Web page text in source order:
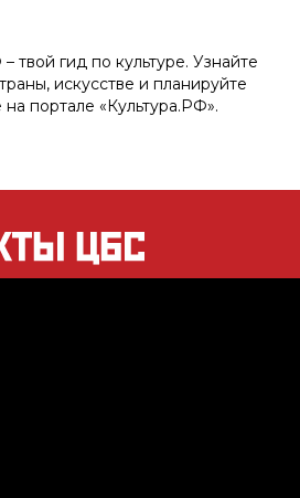
гид по культуре. Узнайте
искусстве и планируйте
портале «Культура.РФ».